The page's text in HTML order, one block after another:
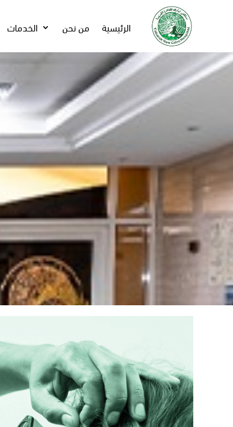
الرئيسية من نحن الخدمات